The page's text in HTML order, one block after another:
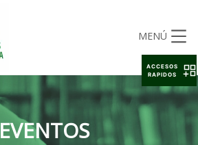
MENÚ
EVENTOS
ACCESOS
RAPIDOS